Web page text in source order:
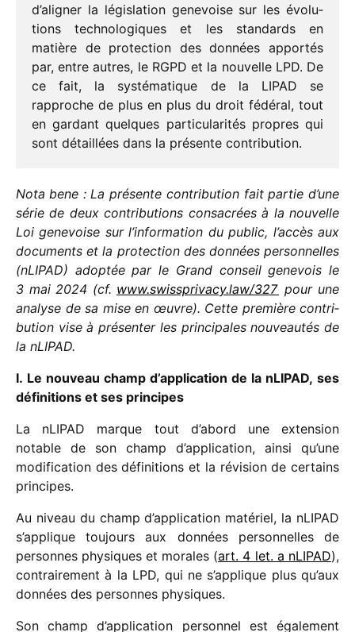
d’aligner la légis­la­tion gene­voise sur les évolu­
tions tech­no­lo­giques et les stan­dards en
matière de protec­tion des données appor­tés
par, entre autres, le RGPD et la nouvelle LPD. De
ce fait, la systé­ma­tique de la LIPAD se
rapproche de plus en plus du droit fédé­ral, tout
en gardant quelques parti­cu­la­ri­tés propres qui
sont détaillées dans la présente contribution.
Nota bene : La présente contri­bu­tion fait partie d’une
série de deux contri­bu­tions consa­crées à la nouvelle
Loi gene­voise sur l’information du public, l’accès aux
docu­ments et la protec­tion des données person­nelles
(nLIPAD) adop­tée par le Grand conseil gene­vois le
3 mai 2024 (cf. www​.swiss​pri​vacy​.law/​327 pour une
analyse de sa mise en œuvre). Cette première contri­
bu­tion vise à présen­ter les prin­ci­pales nouveau­tés de
la nLIPAD.
I. Le nouveau champ d’application de la nLIPAD, ses
défi­ni­tions et ses principes
La nLIPAD marque tout d’abord une exten­sion
notable de son champ d’application, ainsi qu’une
modi­fi­ca­tion des défi­ni­tions et la révi­sion de certains
principes.
Au niveau du champ d’application maté­riel, la nLIPAD
s’applique toujours aux données person­nelles de
personnes physiques et morales (art. 4 let. a nLIPAD),
contrai­re­ment à la LPD, qui ne s’applique plus qu’aux
données des personnes physiques.
Son champ d’application person­nel est égale­ment